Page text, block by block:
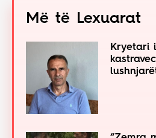
Më të Lexuarat
Kryetari